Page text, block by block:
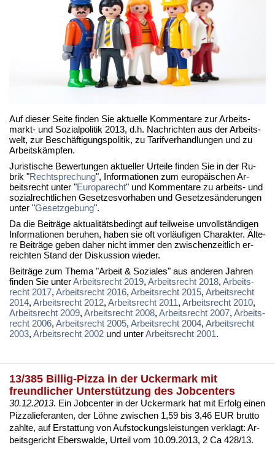
Auf die­ser Sei­te fin­den Sie ak­tu­el­le Kom­men­ta­re zur Ar­beits­
markt- und So­zi­al­po­li­tik 2013, d.h. Nach­rich­ten aus der Ar­beits­
welt, zur Be­schäf­ti­gungs­po­li­tik, zu Ta­rif­ver­hand­lun­gen und zu
Ar­beits­kämp­fen.
Ju­ris­ti­sche Be­wer­tun­gen ak­tu­el­ler Ur­tei­le fin­den Sie in der Ru­
brik "Recht­spre­chung", In­for­ma­tio­nen zum eu­ro­päi­schen Ar­
beits­recht un­ter "Eu­ro­pa­recht" und Kom­men­ta­re zu ar­beits- und
so­zi­al­recht­li­chen Ge­set­zes­vor­ha­ben und Ge­set­zes­än­de­run­gen
un­ter "Ge­setz­ge­bung".
Da die Bei­trä­ge ak­tua­li­täts­be­dingt auf teil­wei­se un­voll­stän­di­gen
In­for­ma­tio­nen be­ru­hen, ha­ben sie oft vor­läu­fi­gen Cha­rak­ter. Äl­te­
re Bei­trä­ge ge­ben da­her nicht im­mer den zwi­schen­zeit­lich er­
reich­ten Stand der Dis­kus­si­on wie­der.
Bei­trä­ge zum The­ma "Ar­beit & So­zia­les" aus an­de­ren Jah­ren
fin­den Sie un­terAr­beits­recht 2019, Ar­beits­recht 2018, Ar­beits­
recht 2017, Ar­beits­recht 2016, Ar­beits­recht 2015, Ar­beits­recht
2014, Ar­beits­recht 2012, Ar­beits­recht 2011, Ar­beits­recht 2010,
Ar­beits­recht 2009, Ar­beits­recht 2008, Ar­beits­recht 2007, Ar­beits­
recht 2006, Ar­beits­recht 2005, Ar­beits­recht 2004, Ar­beits­recht
2003, Ar­beits­recht 2002 und un­terAr­beits­recht 2001.
13/385 Billig-Pizza in der Uckermark mit
freundlicher Unterstützung des Jobcenters
30.12.2013. Ein Job­cen­ter in der Ucker­mark hat mit Er­folg ei­nen
Piz­za­lie­fe­ran­ten, der Löhne zwi­schen 1,59 bis 3,46 EUR brut­to
zahl­te, auf Er­stat­tung von Auf­sto­ckungs­leis­tun­gen ver­klagt: Ar­
beits­ge­richt Ebers­wal­de, Ur­teil vom 10.09.2013, 2 Ca 428/13.